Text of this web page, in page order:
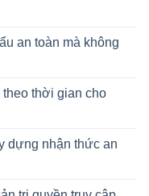
an toàn mà không
theo thời gian cho
dựng nhận thức an